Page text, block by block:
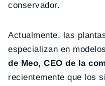
conservador.
Actualmente, las
especializan en
de Meo, CEO de la
recientemente que los